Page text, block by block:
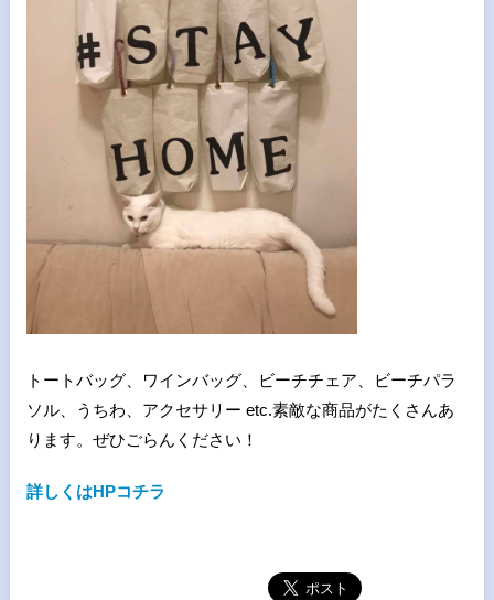
トートバッグ、ワインバッグ、ビーチチェア、ビーチパラ
ソル、うちわ、アクセサリー etc.素敵な商品がたくさんあ
ります。ぜひごらんください！
詳しくはHPコチラ